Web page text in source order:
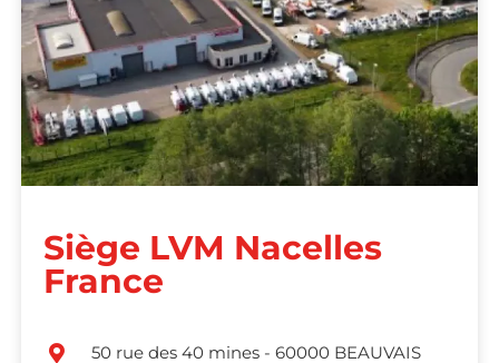
Siège LVM Nacelles
France
50 rue des 40 mines - 60000 BEAUVAIS